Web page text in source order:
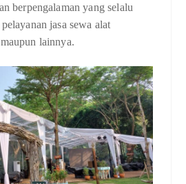
berpengalaman yang selalu
jasa sewa alat
lainnya.